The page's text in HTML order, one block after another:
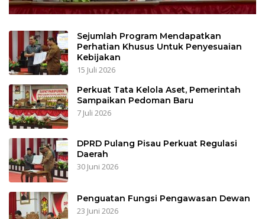
Sejumlah Program Mendapatkan
Perhatian Khusus Untuk Penyesuaian
Kebijakan
15 Juli 2026
Perkuat Tata Kelola Aset, Pemerintah
Sampaikan Pedoman Baru
7 Juli 2026
DPRD Pulang Pisau Perkuat Regulasi
Daerah
30 Juni 2026
Penguatan Fungsi Pengawasan Dewan
23 Juni 2026